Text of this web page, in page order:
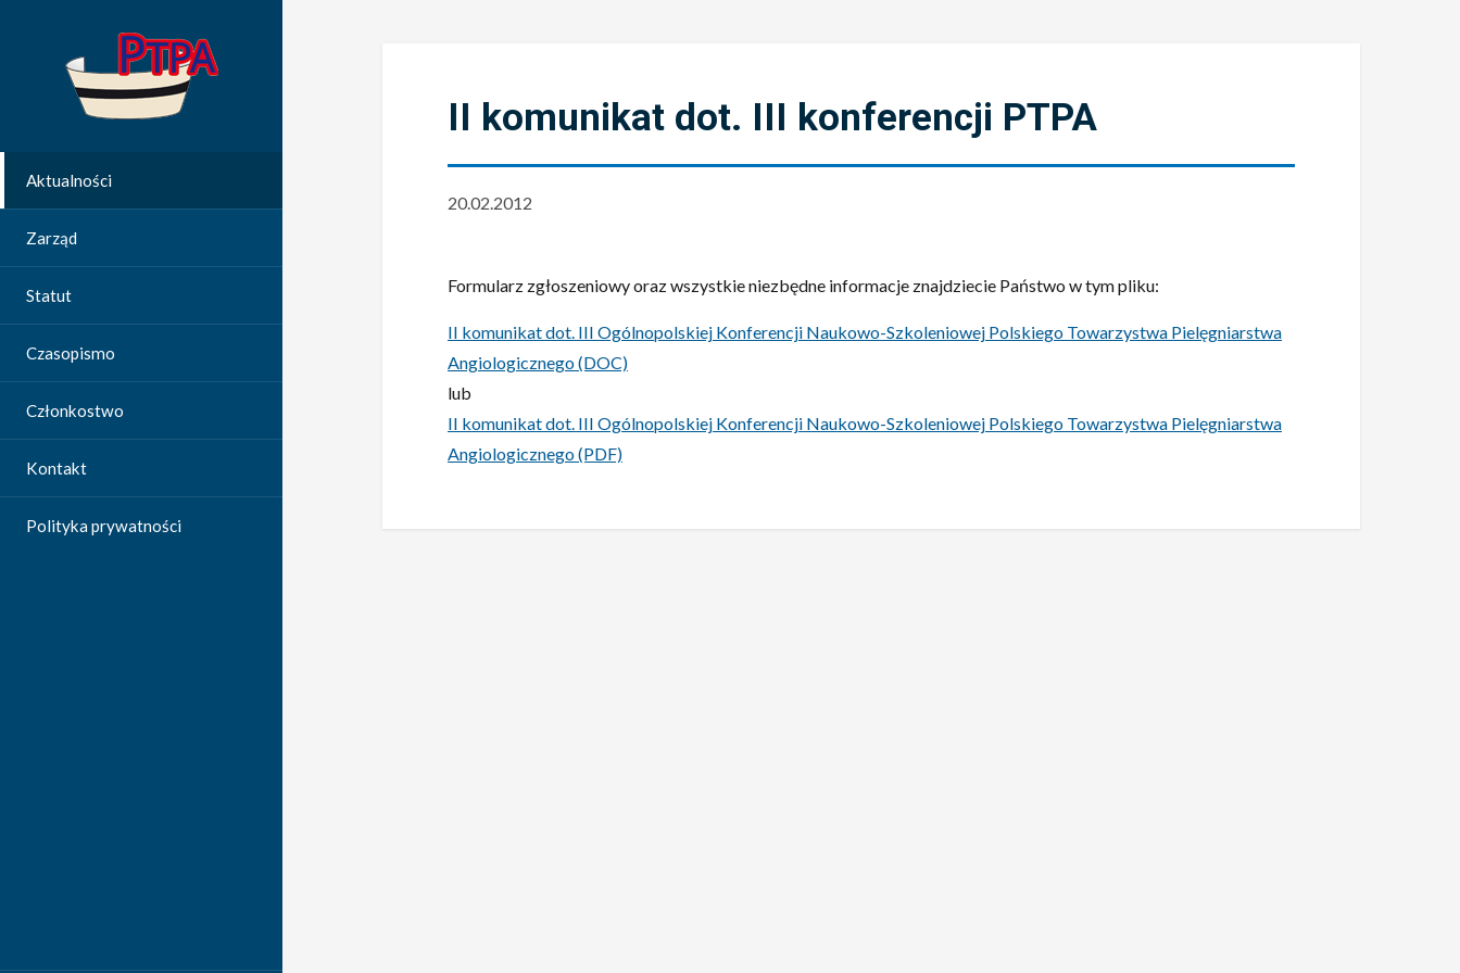
Aktualności
Zarząd
Statut
Czasopismo
Członkostwo
Kontakt
Polityka prywatności
II komunikat dot. III konferencji PTPA
20.02.2012
Formularz zgłoszeniowy oraz wszystkie niezbędne informacje znajdziecie Państwo w tym pliku:
II komunikat dot. III Ogólnopolskiej Konferencji Naukowo-Szkoleniowej Polskiego Towarzystwa Pielęgniarstwa
Angiologicznego (DOC)
lub
II komunikat dot. III Ogólnopolskiej Konferencji Naukowo-Szkoleniowej Polskiego Towarzystwa Pielęgniarstwa
Angiologicznego (PDF)